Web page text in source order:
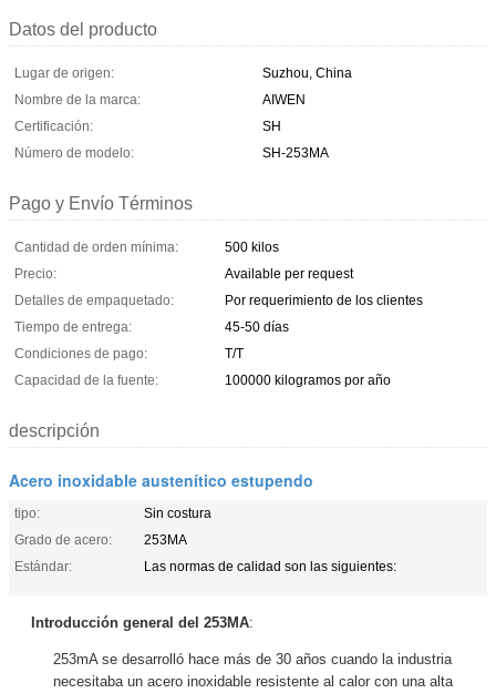
Datos del producto
Lugar de origen:
Suzhou, China
Nombre de la marca:
AIWEN
Certificación:
SH
Número de modelo:
SH-253MA
Pago y Envío Términos
Cantidad de orden mínima:
500 kilos
Precio:
Available per request
Detalles de empaquetado:
Por requerimiento de los clientes
Tiempo de entrega:
45-50 días
Condiciones de pago:
T/T
Capacidad de la fuente:
100000 kilogramos por año
descripción
Acero inoxidable austenítico estupendo
tipo:
Sin costura
Grado de acero:
253MA
Estándar:
Las normas de calidad son las siguientes:
Introducción general del 253MA:
253mA se desarrolló hace más de 30 años cuando la industria
necesitaba un acero inoxidable resistente al calor con una alta